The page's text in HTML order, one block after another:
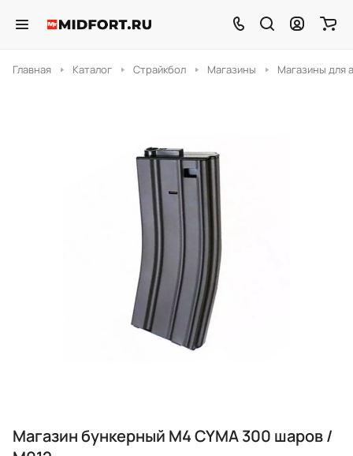
Главная Каталог Страйкбол Магазины Магазины для
Магазин бункерный M4 CYMA 300 шаров /